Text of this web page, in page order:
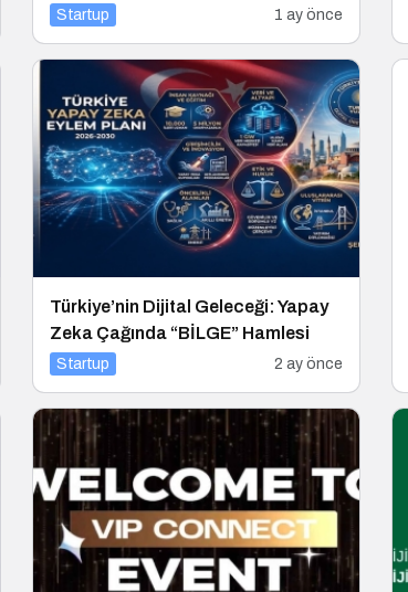
Başına Mürsel Ferhat Sağlam
Startup 1 ay önce
Türkiye’nin Dijital Geleceği: Yapay
Zeka Çağında “BİLGE” Hamlesi
Startup 2 ay önce